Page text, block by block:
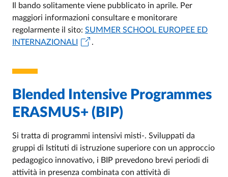
Il bando solitamente viene pubblicato in aprile. Per
maggiori informazioni consultare e monitorare
regolarmente il sito: SUMMER SCHOOL EUROPEE ED
INTERNAZIONALI
.
Blended Intensive Programmes
ERASMUS+ (BIP)
Si tratta di programmi intensivi misti-. Sviluppati da
gruppi di Istituti di istruzione superiore con un approccio
pedagogico innovativo, i BIP prevedono brevi periodi di
attività in presenza combinata con attività di